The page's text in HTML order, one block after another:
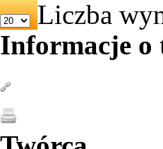
Liczba
Informacje o